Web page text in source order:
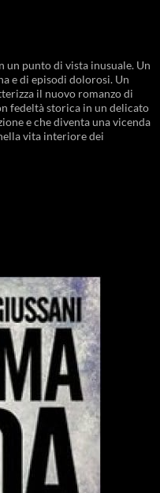
un punto di vista inusuale. Un
e di episodi dolorosi. Un
il nuovo romanzo di
fedeltà storica in un delicato
e che diventa una vicenda
vita interiore dei